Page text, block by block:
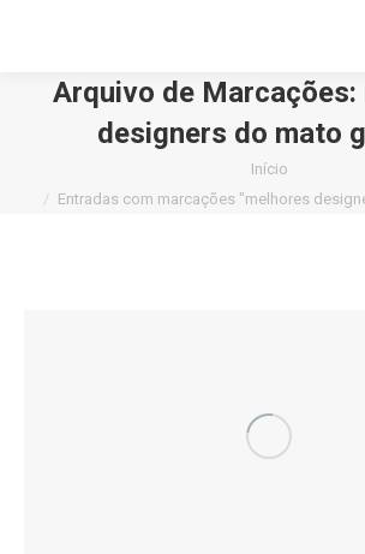
Arquivo de Marcações:
designers do mato
Início
Entradas com marcações "melhores